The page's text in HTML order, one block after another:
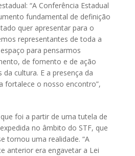
“A Conferência Estadual
fundamental de definição
quer apresentar para o
representantes de toda a
para pensarmos
de fomento e de ação
cultura. E a presença da
fortalece o nosso encontro”,
foi a partir de uma tutela de
no âmbito do STF, que
tornou uma realidade. “A
anterior era engavetar a Lei